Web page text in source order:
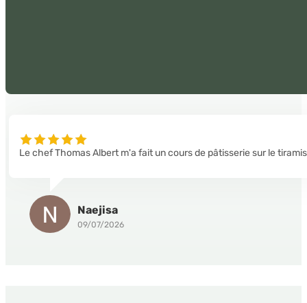
Le chef Thomas Albert m'a fait un cours de pâtisserie sur le
Naejisa
09/07/2026